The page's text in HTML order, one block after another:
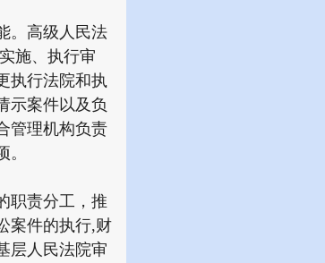
。高级人民法
施、执行审
执行法院和执
示案件以及负
管理机构负责
责分工，推
案件的执行,财
层人民法院审